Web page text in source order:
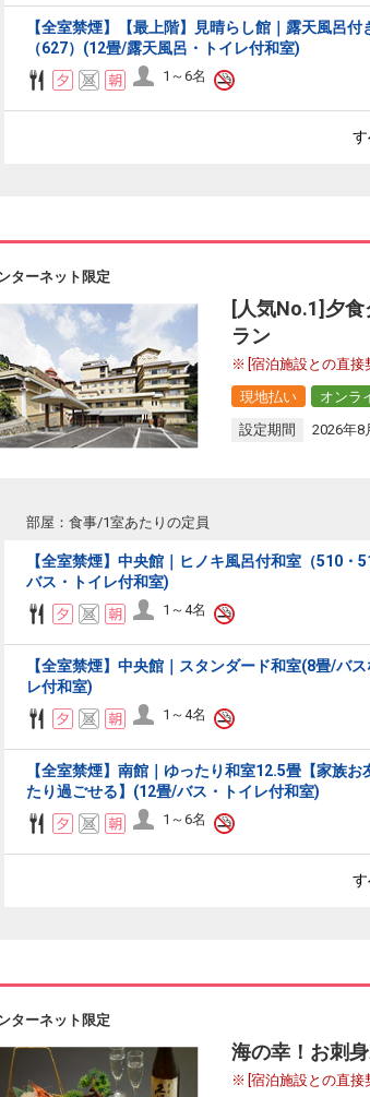
【全室禁煙】【最上階】見晴らし館｜露天風呂付
（627）(12畳/露天風呂・トイレ付和室)
1～6名
ターネット限定
[人気No.1]夕
ラン
[宿泊施設との直接
現地払い
オンラ
設定期間
2026年8
部屋：食事/1室あたりの定員
【全室禁煙】中央館｜ヒノキ風呂付和室（510・
バス・トイレ付和室)
1～4名
【全室禁煙】中央館｜スタンダード和室(8畳/バ
レ付和室)
1～4名
【全室禁煙】南館｜ゆったり和室12.5畳【家族お
たり過ごせる】(12畳/バス・トイレ付和室)
1～6名
ターネット限定
海の幸！お刺
[宿泊施設との直接